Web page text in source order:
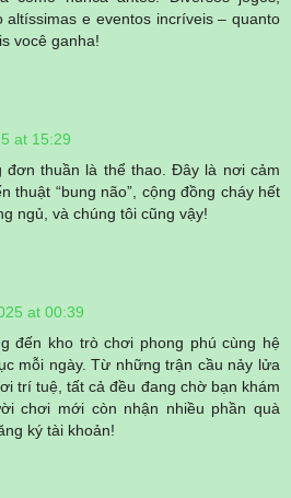
altíssimas e eventos incríveis – quanto
você ganha!
at 15:29
đơn thuần là thể thao. Đây là nơi cảm
thuật “bung não”, cộng đồng cháy hết
ngủ, và chúng tôi cũng vậy!
at 00:39
đến kho trò chơi phong phú cùng hệ
mỗi ngày. Từ những trận cầu nảy lửa
trí tuệ, tất cả đều đang chờ bạn khám
chơi mới còn nhận nhiều phần quà
ký tài khoản!